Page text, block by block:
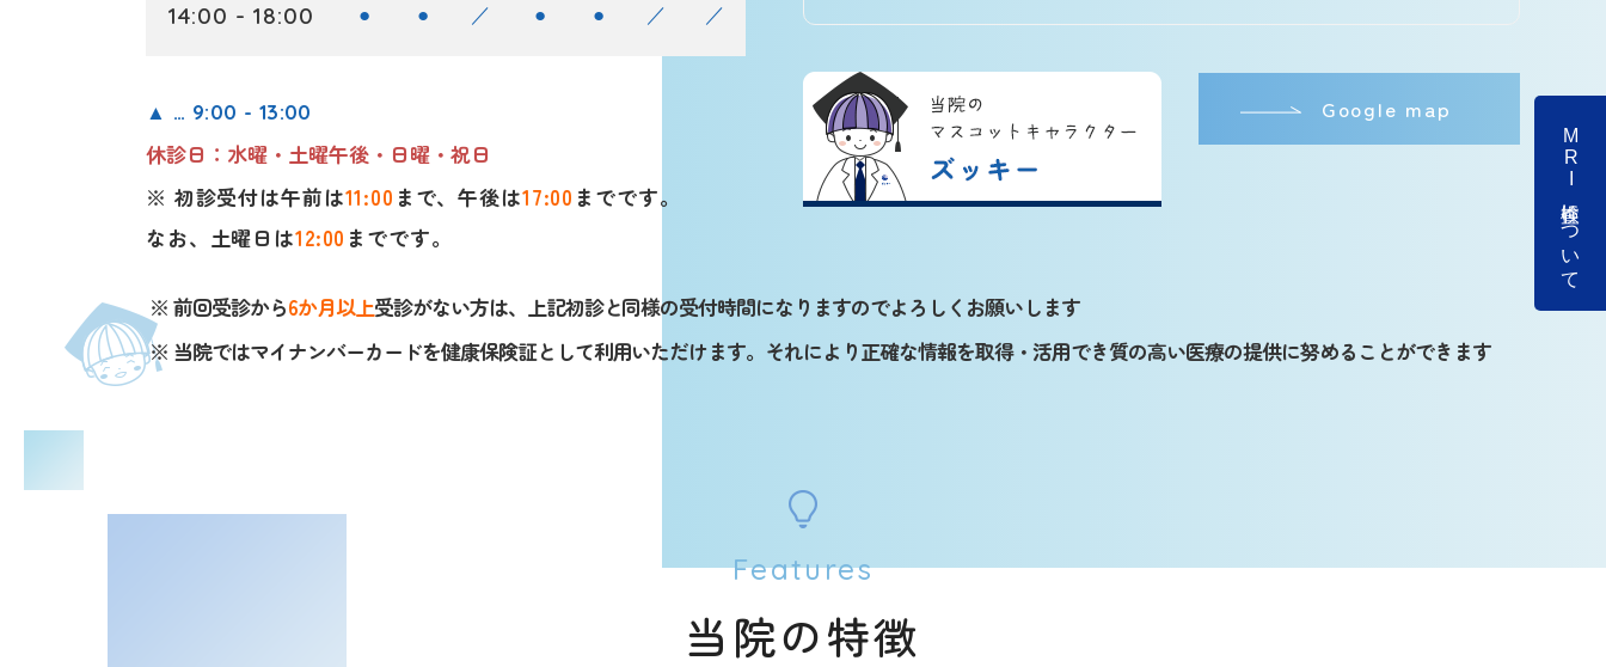
MRI検査について
14:00 - 18:00 ● ● ／ ● ● ／ ／
▲ … 9:00 - 13:00
休診日：水曜・土曜午後・日曜・祝日
※ 初診受付は午前は11:00 まで、午後は17:00 までです。
なお、土曜日は12:00 までです。
Google map
※ 前回受診から6か月以上受診がない方は、上記初診と同様の受付時間になりますのでよろしくお願いします
※ 当院ではマイナンバーカードを健康保険証として利用いただけます。それにより正確な情報を取得・活用でき質の高い医療の提供に努めることができます
Features
当院の特徴